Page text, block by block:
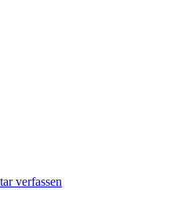
verfassen